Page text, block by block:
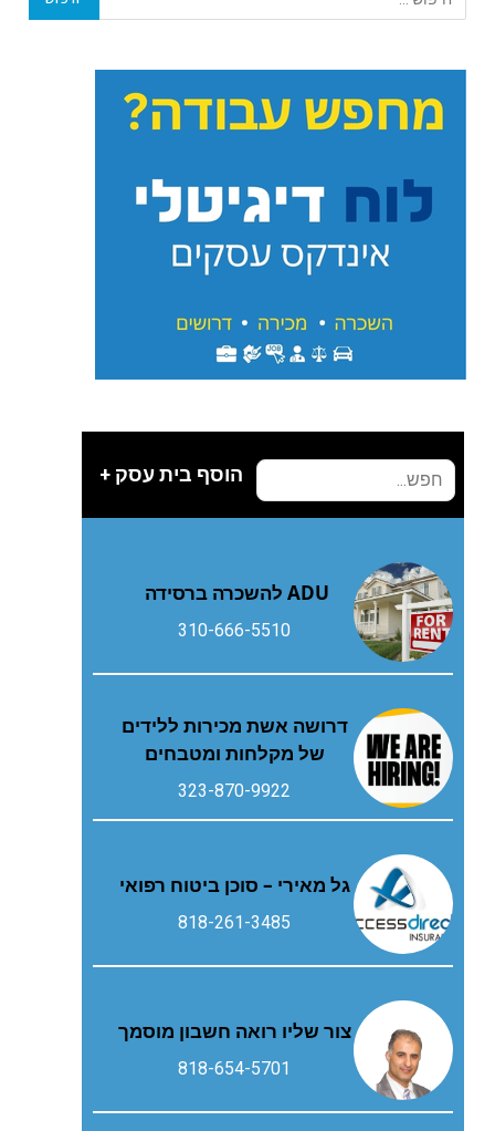
הוסף בית עסק +
ADU להשכרה ברסידה
310-666-5510
דרושה אשת מכירות ללידים
של מקלחות ומטבחים
323-870-9922
גל מאירי – סוכן ביטוח רפואי
818-261-3485
צור שליו רואה חשבון מוסמך
818-654-5701